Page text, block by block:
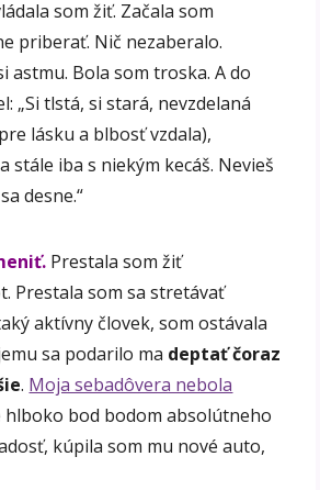
som žiť. Začala som
priberať. Nič nezaberalo.
astmu. Bola som troska. A do
„Si tlstá, si stará, nevzdelaná
lásku a blbosť vzdala),
stále iba s niekým kecáš. Nevieš
desne.“
Prestala som žiť
Prestala som sa stretávať
aktívny človek, som ostávala
sa podarilo ma deptať čoraz
. Moja sebadôvera nebola
hlboko bod bodom absolútneho
kúpila som mu nové auto,